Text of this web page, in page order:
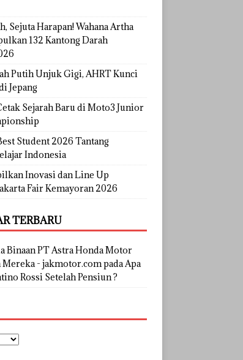
Sejuta Harapan! Wahana Artha
132 Kantong Darah
Putih Unjuk Gigi, AHRT Kunci
Jepang
Sejarah Baru di Moto3 Junior
Student 2026 Tantang
Indonesia
Inovasi dan Line Up
Fair Kemayoran 2026
TERBARU
Binaan PT Astra Honda Motor
Mereka - jakmotor.compadaApa
Rossi Setelah Pensiun ?